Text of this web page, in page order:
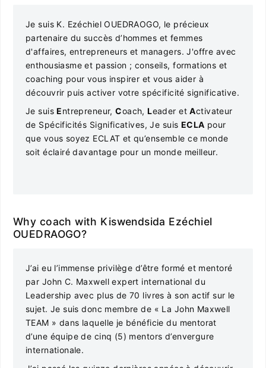
Je suis K. Ezéchiel OUEDRAOGO, le précieux
partenaire du succès d’hommes et femmes
d'affaires, entrepreneurs et managers. J'offre avec
enthousiasme et passion ; conseils, formations et
coaching pour vous inspirer et vous aider à
découvrir puis activer votre spécificité significative.
Je suisEntrepreneur,Coach,Leader etActivateur
de Spécificités Significatives, Je suis ECLA pour
que vous soyez ECLAT et qu’ensemble ce monde
soit éclairé davantage pour un monde meilleur.
Why coach with Kiswendsida Ezéchiel
OUEDRAOGO?
J’ai eu l’immense privilège d’être formé et mentoré
par John C. Maxwell expert international du
Leadership avec plus de 70 livres à son actif sur le
sujet. Je suis donc membre de « La John Maxwell
TEAM » dans laquelle je bénéficie du mentorat
d’une équipe de cinq (5) mentors d’envergure
internationale.